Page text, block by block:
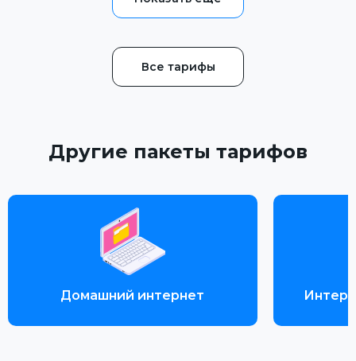
Все тарифы
Другие пакеты тарифов
Домашний интернет